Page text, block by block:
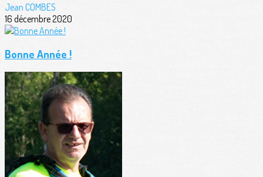
Jean COMBES
16 décembre 2020
Bonne Année !